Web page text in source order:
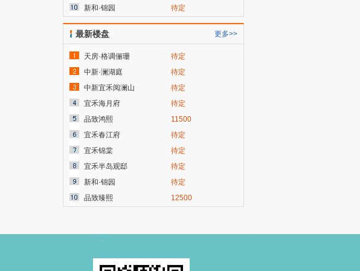
新和·锦园 待定
最新楼盘 更多>>
天房·格调俪珊
待定
中新·澜湖庭
待定
中新宜禾阅澜山
待定
宜禾海月府
待定
品致鸿熙
11500
宜禾春江府
待定
宜禾锦棠
待定
宜禾半岛观邸
待定
新和·锦园
待定
品致臻熙
12500